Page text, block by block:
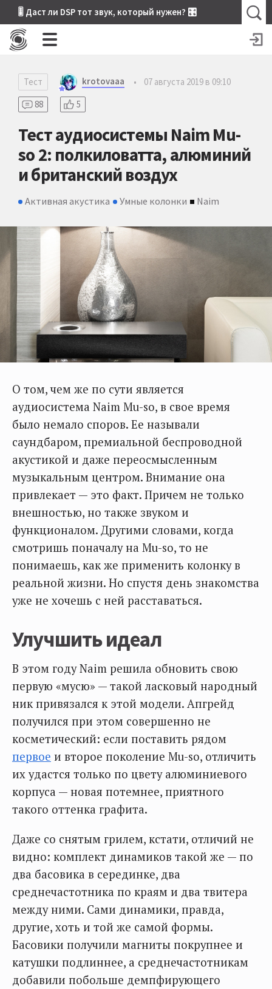
🎚 Даст ли DSP тот звук, который нужен? 🎛
Тест krotovaaa •
07 августа 2019 в 09:10
88
5
Тест аудиосистемы Naim Mu-
so 2: полкиловатта, алюминий
и британский воздух
Активная акустика Умные колонки Naim
О том, чем же по сути является
аудиосистема Naim Mu-so, в свое время
было немало споров. Ее называли
саундбаром, премиальной беспроводной
акустикой и даже переосмысленным
музыкальным центром. Внимание она
привлекает — это факт. Причем не только
внешностью, но также звуком и
функционалом. Другими словами, когда
смотришь поначалу на Mu-so, то не
понимаешь, как же применить колонку в
реальной жизни. Но спустя день знакомства
уже не хочешь с ней расставаться.
Улучшить идеал
В этом году Naim решила обновить свою
первую «мусю» — такой ласковый народный
ник привязался к этой модели. Апгрейд
получился при этом совершенно не
косметический: если поставить рядом
первое и второе поколение Mu-so, отличить
их удастся только по цвету алюминиевого
корпуса — новая потемнее, приятного
такого оттенка графита.
Даже со снятым грилем, кстати, отличий не
видно: комплект динамиков такой же — по
два басовика в серединке, два
среднечастотника по краям и два твитера
между ними. Сами динамики, правда,
другие, хоть и той же самой формы.
Басовики получили магниты покрупнее и
катушки подлиннее, а среднечастотникам
добавили побольше демпфирующего